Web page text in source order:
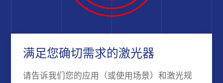
满足您确切需求的激光器
请告诉我们您的应用（或使用场景）和激光规